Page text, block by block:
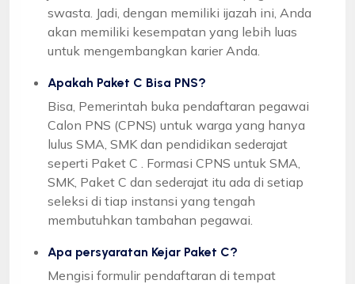
swasta. Jadi, dengan memiliki ijazah ini, Anda
akan memiliki kesempatan yang lebih luas
untuk mengembangkan karier Anda.
Apakah Paket C Bisa PNS?
Bisa, Pemerintah buka pendaftaran pegawai
Calon PNS (CPNS) untuk warga yang hanya
lulus SMA, SMK dan pendidikan sederajat
seperti Paket C . Formasi CPNS untuk SMA,
SMK, Paket C dan sederajat itu ada di setiap
seleksi di tiap instansi yang tengah
membutuhkan tambahan pegawai.
Apa persyaratan Kejar Paket C?
Mengisi formulir pendaftaran di tempat